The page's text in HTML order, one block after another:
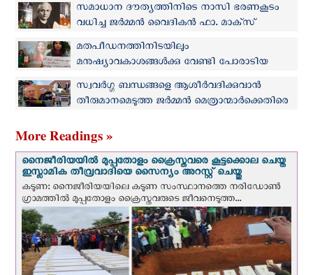
സമാധാന ദൗത്യത്തിനിടെ നാസി ഭരണകൂടം
വധിച്ച ജര്‍മ്മന്‍ വൈദികന്‍ ഫാ. മാക്‌സ്
ജോസഫ് വാഴ്ത്തപ്പെട്ട പദവിയില്‍
മതപീഡനത്തിനിടയിലും
മനുഷ്യാവകാശങ്ങള്‍ക്കു വേണ്ടി പോരാടിയ
ഇറാനി ക്രിസ്ത്യന്‍ വനിതക്ക് ജര്‍മ്മന്‍ പുരസ്കാരം
സ്വവര്‍ഗ്ഗ ബന്ധങ്ങളെ ആശീര്‍വദിക്കുവാന്‍
തീരുമാനമെടുത്ത ജര്‍മ്മന്‍ മെത്രാന്മാര്‍ക്കെതിരെ
More Readings »
നൈജീരിയയില്‍ മുപ്പതോളം ക്രൈസ്തവരെ കൂട്ടക്കൊല ചെയ്ത
ഇസ്ലാമിക തീവ്രവാദിയെ സൈന്യം അറസ്റ്റ് ചെയ്തു
കടുണ: നൈജീരിയയിലെ കടുണ സംസ്ഥാനത്തെ നരിഡോൺ
ഗ്രാമത്തിൽ മുപ്പതോളം ക്രൈസ്തവരുടെ ജീവനെടുത്ത...